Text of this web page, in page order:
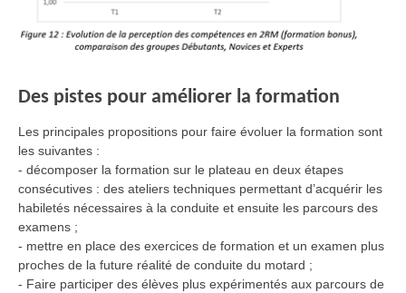
Des pistes pour améliorer la formation
Les principales propositions pour faire évoluer la formation sont
les suivantes :
- décomposer la formation sur le plateau en deux étapes
consécutives : des ateliers techniques permettant d’acquérir les
habiletés nécessaires à la conduite et ensuite les parcours des
examens ;
- mettre en place des exercices de formation et un examen plus
proches de la future réalité de conduite du motard ;
- Faire participer des élèves plus expérimentés aux parcours de